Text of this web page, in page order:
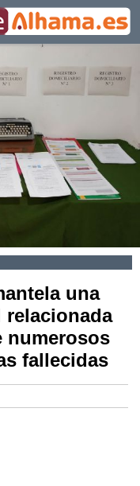
una
numerosos
fallecidas